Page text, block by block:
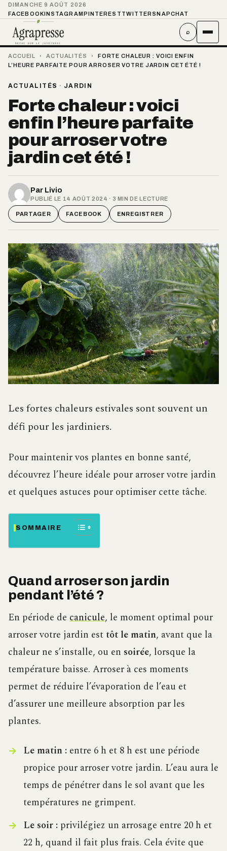
DIMANCHE 9 AOÛT 2026
FACEBOOKINSTAGRAMPINTEREST TWITTER SNAPCHAT
⌕
ACCUEIL › ACTUALITÉS ›
FORTE CHALEUR : VOICI ENFIN
L’HEURE PARFAITE POUR ARROSER VOTRE JARDIN CET ÉTÉ !
ACTUALITÉS · JARDIN
Forte chaleur : voici
enfin l’heure parfaite
pour arroser votre
jardin cet été !
Par Livio
PUBLIÉ LE 14 AOÛT 2024 · 3 MIN DE LECTURE
PARTAGER FACEBOOK ENREGISTRER
Les fortes chaleurs estivales sont souvent un
défi pour les jardiniers.
Pour maintenir vos plantes en bonne santé,
découvrez l’heure idéale pour arroser votre jardin
et quelques astuces pour optimiser cette tâche.
SOMMAIRE
Quand arroser son jardin
pendant l’été ?
En période de canicule, le moment optimal pour
arroser votre jardin est tôt le matin, avant que la
chaleur ne s’installe, ou en soirée, lorsque la
température baisse. Arroser à ces moments
permet de réduire l’évaporation de l’eau et
d’assurer une meilleure absorption par les
plantes.
Le matin :entre 6 h et 8 h est une période
propice pour arroser votre jardin. L’eau aura le
temps de pénétrer dans le sol avant que les
températures ne grimpent.
Le soir :privilégiez un arrosage entre 20 h et
22 h, quand il fait plus frais. Cela évite que